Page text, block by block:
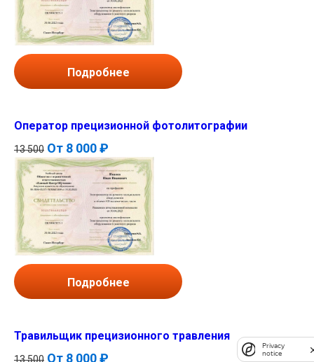
Подробнее
Оператор прецизионной фотолитографии
13 500 От 8 000 ₽
Подробнее
Травильщик прецизионного травления
13 500 От 8 000 ₽
Privacy
notice